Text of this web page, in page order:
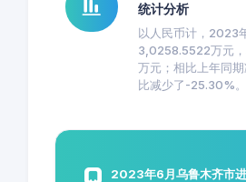
统计分析
以人民币计，2023
3,0258.5522万元
万元；相比上年同
比减少了-25.30%。
2023年6月乌鲁木齐市